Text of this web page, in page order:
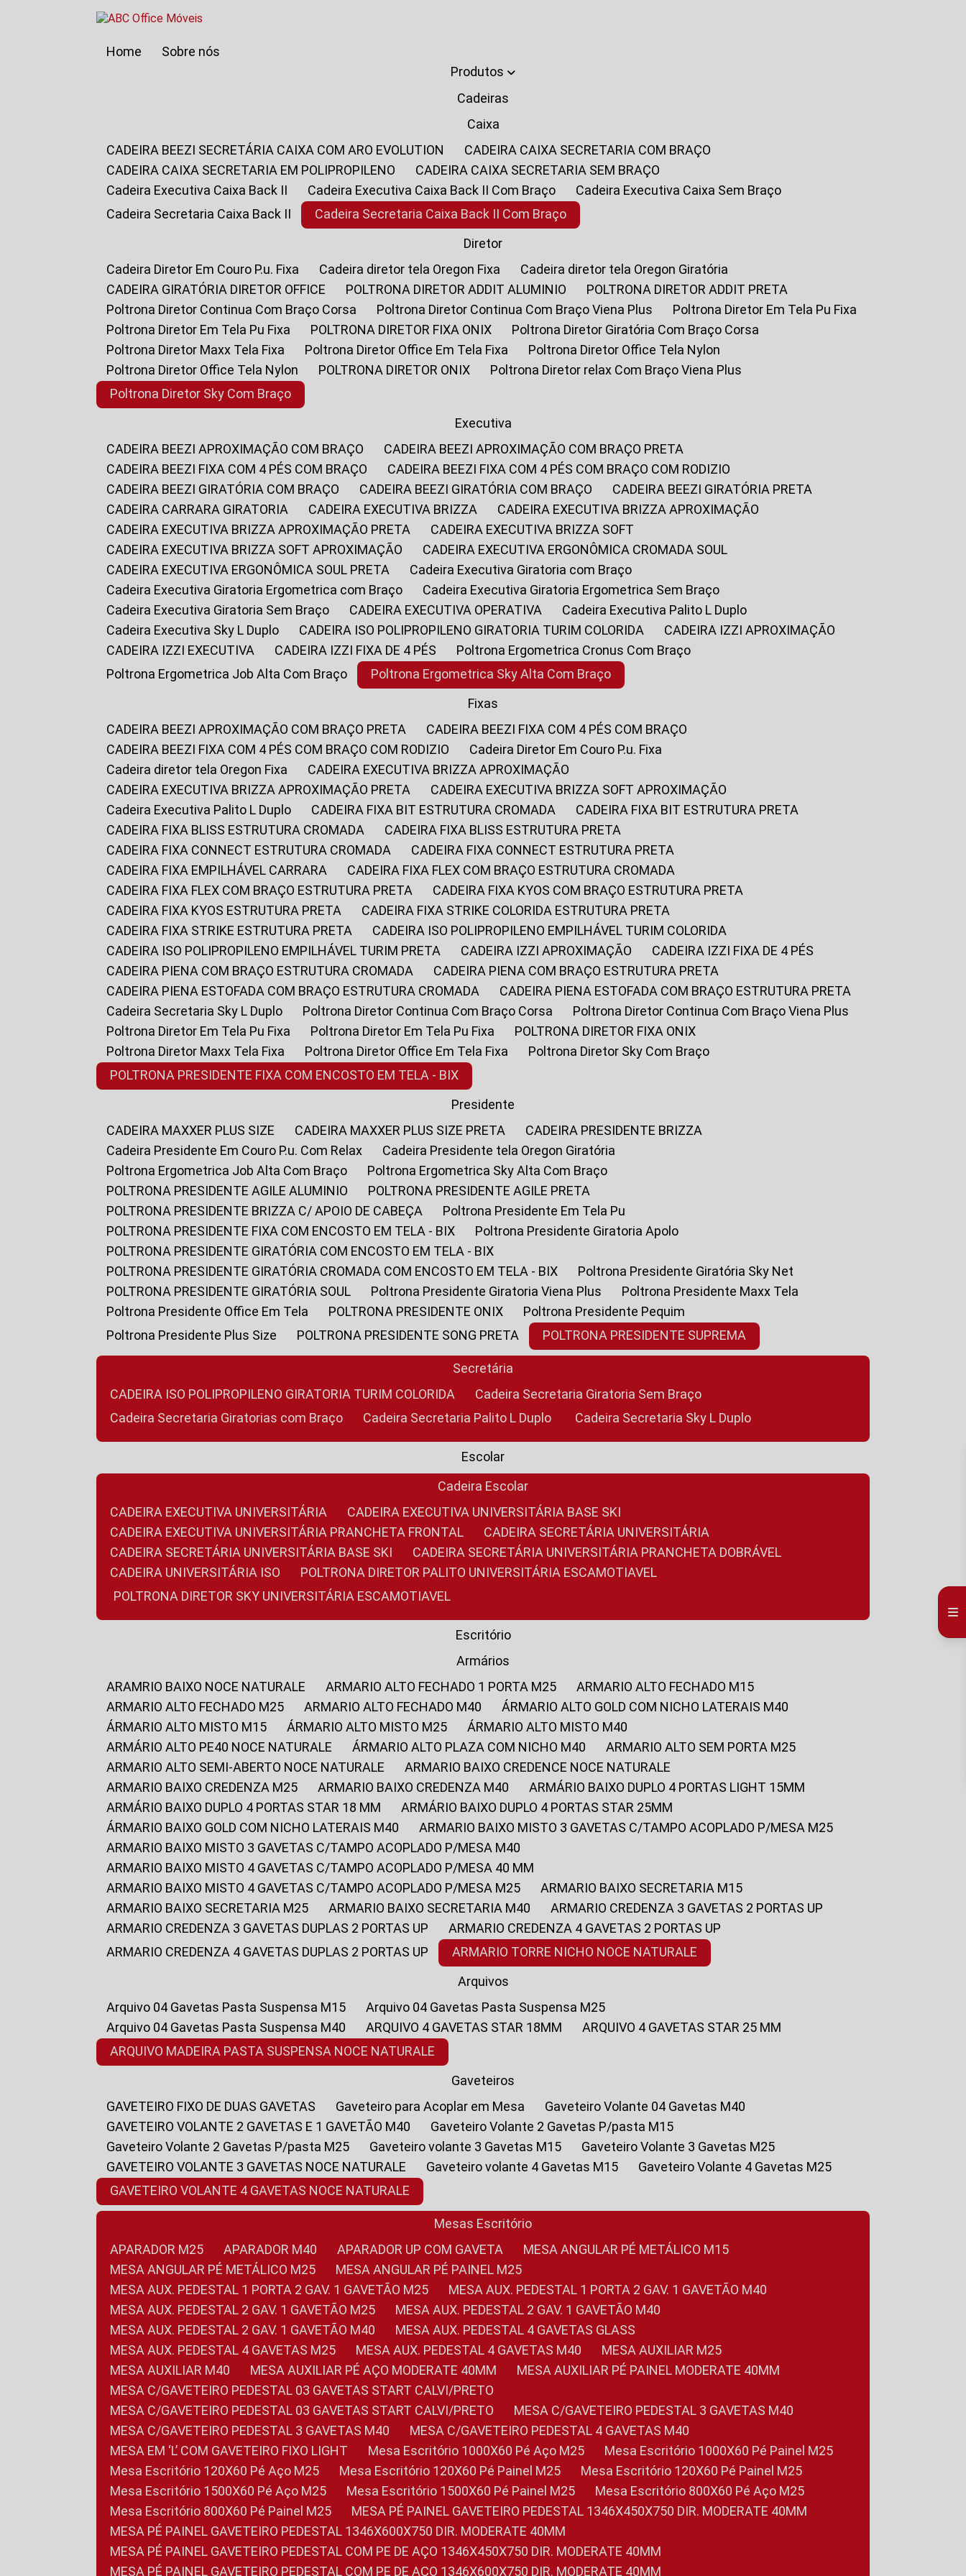
Home
Sobre nós
Produtos
Cadeiras
Caixa
CADEIRA BEEZI SECRETÁRIA CAIXA COM ARO EVOLUTION
CADEIRA CAIXA SECRETARIA COM BRAÇO
CADEIRA CAIXA SECRETARIA EM POLIPROPILENO
CADEIRA CAIXA SECRETARIA SEM BRAÇO
Cadeira Executiva Caixa Back II
Cadeira Executiva Caixa Back II Com Braço
Cadeira Executiva Caixa Sem Braço
Cadeira Secretaria Caixa Back II
Cadeira Secretaria Caixa Back II Com Braço
Diretor
Cadeira Diretor Em Couro P.u. Fixa
Cadeira diretor tela Oregon Fixa
Cadeira diretor tela Oregon Giratória
CADEIRA GIRATÓRIA DIRETOR OFFICE
POLTRONA DIRETOR ADDIT ALUMINIO
POLTRONA DIRETOR ADDIT PRETA
Poltrona Diretor Continua Com Braço Corsa
Poltrona Diretor Continua Com Braço Viena Plus
Poltrona Diretor Em Tela Pu Fixa
Poltrona Diretor Em Tela Pu Fixa
POLTRONA DIRETOR FIXA ONIX
Poltrona Diretor Giratória Com Braço Corsa
Poltrona Diretor Maxx Tela Fixa
Poltrona Diretor Office Em Tela Fixa
Poltrona Diretor Office Tela Nylon
Poltrona Diretor Office Tela Nylon
POLTRONA DIRETOR ONIX
Poltrona Diretor relax Com Braço Viena Plus
Poltrona Diretor Sky Com Braço
Executiva
CADEIRA BEEZI APROXIMAÇÃO COM BRAÇO
CADEIRA BEEZI APROXIMAÇÃO COM BRAÇO PRETA
CADEIRA BEEZI FIXA COM 4 PÉS COM BRAÇO
CADEIRA BEEZI FIXA COM 4 PÉS COM BRAÇO COM RODIZIO
CADEIRA BEEZI GIRATÓRIA COM BRAÇO
CADEIRA BEEZI GIRATÓRIA COM BRAÇO
CADEIRA BEEZI GIRATÓRIA PRETA
CADEIRA CARRARA GIRATORIA
CADEIRA EXECUTIVA BRIZZA
CADEIRA EXECUTIVA BRIZZA APROXIMAÇÃO
CADEIRA EXECUTIVA BRIZZA APROXIMAÇÃO PRETA
CADEIRA EXECUTIVA BRIZZA SOFT
CADEIRA EXECUTIVA BRIZZA SOFT APROXIMAÇÃO
CADEIRA EXECUTIVA ERGONÔMICA CROMADA SOUL
CADEIRA EXECUTIVA ERGONÔMICA SOUL PRETA
Cadeira Executiva Giratoria com Braço
Cadeira Executiva Giratoria Ergometrica com Braço
Cadeira Executiva Giratoria Ergometrica Sem Braço
Cadeira Executiva Giratoria Sem Braço
CADEIRA EXECUTIVA OPERATIVA
Cadeira Executiva Palito L Duplo
Cadeira Executiva Sky L Duplo
CADEIRA ISO POLIPROPILENO GIRATORIA TURIM COLORIDA
CADEIRA IZZI APROXIMAÇÃO
CADEIRA IZZI EXECUTIVA
CADEIRA IZZI FIXA DE 4 PÉS
Poltrona Ergometrica Cronus Com Braço
Poltrona Ergometrica Job Alta Com Braço
Poltrona Ergometrica Sky Alta Com Braço
Fixas
CADEIRA BEEZI APROXIMAÇÃO COM BRAÇO PRETA
CADEIRA BEEZI FIXA COM 4 PÉS COM BRAÇO
CADEIRA BEEZI FIXA COM 4 PÉS COM BRAÇO COM RODIZIO
Cadeira Diretor Em Couro P.u. Fixa
Cadeira diretor tela Oregon Fixa
CADEIRA EXECUTIVA BRIZZA APROXIMAÇÃO
CADEIRA EXECUTIVA BRIZZA APROXIMAÇÃO PRETA
CADEIRA EXECUTIVA BRIZZA SOFT APROXIMAÇÃO
Cadeira Executiva Palito L Duplo
CADEIRA FIXA BIT ESTRUTURA CROMADA
CADEIRA FIXA BIT ESTRUTURA PRETA
CADEIRA FIXA BLISS ESTRUTURA CROMADA
CADEIRA FIXA BLISS ESTRUTURA PRETA
CADEIRA FIXA CONNECT ESTRUTURA CROMADA
CADEIRA FIXA CONNECT ESTRUTURA PRETA
CADEIRA FIXA EMPILHÁVEL CARRARA
CADEIRA FIXA FLEX COM BRAÇO ESTRUTURA CROMADA
CADEIRA FIXA FLEX COM BRAÇO ESTRUTURA PRETA
CADEIRA FIXA KYOS COM BRAÇO ESTRUTURA PRETA
CADEIRA FIXA KYOS ESTRUTURA PRETA
CADEIRA FIXA STRIKE COLORIDA ESTRUTURA PRETA
CADEIRA FIXA STRIKE ESTRUTURA PRETA
CADEIRA ISO POLIPROPILENO EMPILHÁVEL TURIM COLORIDA
CADEIRA ISO POLIPROPILENO EMPILHÁVEL TURIM PRETA
CADEIRA IZZI APROXIMAÇÃO
CADEIRA IZZI FIXA DE 4 PÉS
CADEIRA PIENA COM BRAÇO ESTRUTURA CROMADA
CADEIRA PIENA COM BRAÇO ESTRUTURA PRETA
CADEIRA PIENA ESTOFADA COM BRAÇO ESTRUTURA CROMADA
CADEIRA PIENA ESTOFADA COM BRAÇO ESTRUTURA PRETA
Cadeira Secretaria Sky L Duplo
Poltrona Diretor Continua Com Braço Corsa
Poltrona Diretor Continua Com Braço Viena Plus
Poltrona Diretor Em Tela Pu Fixa
Poltrona Diretor Em Tela Pu Fixa
POLTRONA DIRETOR FIXA ONIX
Poltrona Diretor Maxx Tela Fixa
Poltrona Diretor Office Em Tela Fixa
Poltrona Diretor Sky Com Braço
POLTRONA PRESIDENTE FIXA COM ENCOSTO EM TELA - BIX
Presidente
CADEIRA MAXXER PLUS SIZE
CADEIRA MAXXER PLUS SIZE PRETA
CADEIRA PRESIDENTE BRIZZA
Cadeira Presidente Em Couro P.u. Com Relax
Cadeira Presidente tela Oregon Giratória
Poltrona Ergometrica Job Alta Com Braço
Poltrona Ergometrica Sky Alta Com Braço
POLTRONA PRESIDENTE AGILE ALUMINIO
POLTRONA PRESIDENTE AGILE PRETA
POLTRONA PRESIDENTE BRIZZA C/ APOIO DE CABEÇA
Poltrona Presidente Em Tela Pu
POLTRONA PRESIDENTE FIXA COM ENCOSTO EM TELA - BIX
Poltrona Presidente Giratoria Apolo
POLTRONA PRESIDENTE GIRATÓRIA COM ENCOSTO EM TELA - BIX
POLTRONA PRESIDENTE GIRATÓRIA CROMADA COM ENCOSTO EM TELA - BIX
Poltrona Presidente Giratória Sky Net
POLTRONA PRESIDENTE GIRATÓRIA SOUL
Poltrona Presidente Giratoria Viena Plus
Poltrona Presidente Maxx Tela
Poltrona Presidente Office Em Tela
POLTRONA PRESIDENTE ONIX
Poltrona Presidente Pequim
Poltrona Presidente Plus Size
POLTRONA PRESIDENTE SONG PRETA POLTRONA PRESIDENTE SUPREMA
Secretária
CADEIRA ISO POLIPROPILENO GIRATORIA TURIM COLORIDA
Cadeira Secretaria Giratoria Sem Braço
Cadeira Secretaria Giratorias com Braço
Cadeira Secretaria Palito L Duplo Cadeira Secretaria Sky L Duplo
Escolar
Cadeira Escolar
CADEIRA EXECUTIVA UNIVERSITÁRIA
CADEIRA EXECUTIVA UNIVERSITÁRIA BASE SKI
CADEIRA EXECUTIVA UNIVERSITÁRIA PRANCHETA FRONTAL
CADEIRA SECRETÁRIA UNIVERSITÁRIA
CADEIRA SECRETÁRIA UNIVERSITÁRIA BASE SKI
CADEIRA SECRETÁRIA UNIVERSITÁRIA PRANCHETA DOBRÁVEL
CADEIRA UNIVERSITÁRIA ISO
POLTRONA DIRETOR PALITO UNIVERSITÁRIA ESCAMOTIAVEL
POLTRONA DIRETOR SKY UNIVERSITÁRIA ESCAMOTIAVEL
Escritório
Armários
ARAMRIO BAIXO NOCE NATURALE
ARMARIO ALTO FECHADO 1 PORTA M25
ARMARIO ALTO FECHADO M15
ARMARIO ALTO FECHADO M25
ARMARIO ALTO FECHADO M40
ÁRMARIO ALTO GOLD COM NICHO LATERAIS M40
ÁRMARIO ALTO MISTO M15
ÁRMARIO ALTO MISTO M25
ÁRMARIO ALTO MISTO M40
ARMÁRIO ALTO PE40 NOCE NATURALE
ÁRMARIO ALTO PLAZA COM NICHO M40
ARMARIO ALTO SEM PORTA M25
ARMARIO ALTO SEMI-ABERTO NOCE NATURALE
ARMARIO BAIXO CREDENCE NOCE NATURALE
ARMARIO BAIXO CREDENZA M25
ARMARIO BAIXO CREDENZA M40
ARMÁRIO BAIXO DUPLO 4 PORTAS LIGHT 15MM
ARMÁRIO BAIXO DUPLO 4 PORTAS STAR 18 MM
ARMÁRIO BAIXO DUPLO 4 PORTAS STAR 25MM
ÁRMARIO BAIXO GOLD COM NICHO LATERAIS M40
ARMARIO BAIXO MISTO 3 GAVETAS C/TAMPO ACOPLADO P/MESA M25
ARMARIO BAIXO MISTO 3 GAVETAS C/TAMPO ACOPLADO P/MESA M40
ARMARIO BAIXO MISTO 4 GAVETAS C/TAMPO ACOPLADO P/MESA 40 MM
ARMARIO BAIXO MISTO 4 GAVETAS C/TAMPO ACOPLADO P/MESA M25
ARMARIO BAIXO SECRETARIA M15
ARMARIO BAIXO SECRETARIA M25
ARMARIO BAIXO SECRETARIA M40
ARMARIO CREDENZA 3 GAVETAS 2 PORTAS UP
ARMARIO CREDENZA 3 GAVETAS DUPLAS 2 PORTAS UP
ARMARIO CREDENZA 4 GAVETAS 2 PORTAS UP
ARMARIO CREDENZA 4 GAVETAS DUPLAS 2 PORTAS UP
ARMARIO TORRE NICHO NOCE NATURALE
Arquivos
Arquivo 04 Gavetas Pasta Suspensa M15
Arquivo 04 Gavetas Pasta Suspensa M25
Arquivo 04 Gavetas Pasta Suspensa M40
ARQUIVO 4 GAVETAS STAR 18MM
ARQUIVO 4 GAVETAS STAR 25 MM
ARQUIVO MADEIRA PASTA SUSPENSA NOCE NATURALE
Gaveteiros
GAVETEIRO FIXO DE DUAS GAVETAS
Gaveteiro para Acoplar em Mesa
Gaveteiro Volante 04 Gavetas M40
GAVETEIRO VOLANTE 2 GAVETAS E 1 GAVETÃO M40
Gaveteiro Volante 2 Gavetas P/pasta M15
Gaveteiro Volante 2 Gavetas P/pasta M25
Gaveteiro volante 3 Gavetas M15
Gaveteiro Volante 3 Gavetas M25
GAVETEIRO VOLANTE 3 GAVETAS NOCE NATURALE
Gaveteiro volante 4 Gavetas M15
Gaveteiro Volante 4 Gavetas M25
GAVETEIRO VOLANTE 4 GAVETAS NOCE NATURALE
Mesas Escritório
APARADOR M25
APARADOR M40 APARADOR UP COM GAVETA
MESA ANGULAR PÉ METÁLICO M15
MESA ANGULAR PÉ METÁLICO M25
MESA ANGULAR PÉ PAINEL M25
MESA AUX. PEDESTAL 1 PORTA 2 GAV. 1 GAVETÃO M25
MESA AUX. PEDESTAL 1 PORTA 2 GAV. 1 GAVETÃO M40
MESA AUX. PEDESTAL 2 GAV. 1 GAVETÃO M25
MESA AUX. PEDESTAL 2 GAV. 1 GAVETÃO M40
MESA AUX. PEDESTAL 2 GAV. 1 GAVETÃO M40
MESA AUX. PEDESTAL 4 GAVETAS GLASS
MESA AUX. PEDESTAL 4 GAVETAS M25
MESA AUX. PEDESTAL 4 GAVETAS M40
MESA AUXILIAR M25
MESA AUXILIAR M40
MESA AUXILIAR PÉ AÇO MODERATE 40MM
MESA AUXILIAR PÉ PAINEL MODERATE 40MM
MESA C/GAVETEIRO PEDESTAL 03 GAVETAS START CALVI/PRETO
MESA C/GAVETEIRO PEDESTAL 03 GAVETAS START CALVI/PRETO
MESA C/GAVETEIRO PEDESTAL 3 GAVETAS M40
MESA C/GAVETEIRO PEDESTAL 3 GAVETAS M40
MESA C/GAVETEIRO PEDESTAL 4 GAVETAS M40
MESA EM ‘L’ COM GAVETEIRO FIXO LIGHT
Mesa Escritório 1000X60 Pé Aço M25
Mesa Escritório 1000X60 Pé Painel M25
Mesa Escritório 120X60 Pé Aço M25
Mesa Escritório 120X60 Pé Painel M25
Mesa Escritório 120X60 Pé Painel M25
Mesa Escritório 1500X60 Pé Aço M25
Mesa Escritório 1500X60 Pé Painel M25
Mesa Escritório 800X60 Pé Aço M25
Mesa Escritório 800X60 Pé Painel M25
MESA PÉ PAINEL GAVETEIRO PEDESTAL 1346X450X750 DIR. MODERATE 40MM
MESA PÉ PAINEL GAVETEIRO PEDESTAL 1346X600X750 DIR. MODERATE 40MM
MESA PÉ PAINEL GAVETEIRO PEDESTAL COM PE DE AÇO 1346X450X750 DIR. MODERATE 40MM
MESA PÉ PAINEL GAVETEIRO PEDESTAL COM PE DE AÇO 1346X600X750 DIR. MODERATE 40MM